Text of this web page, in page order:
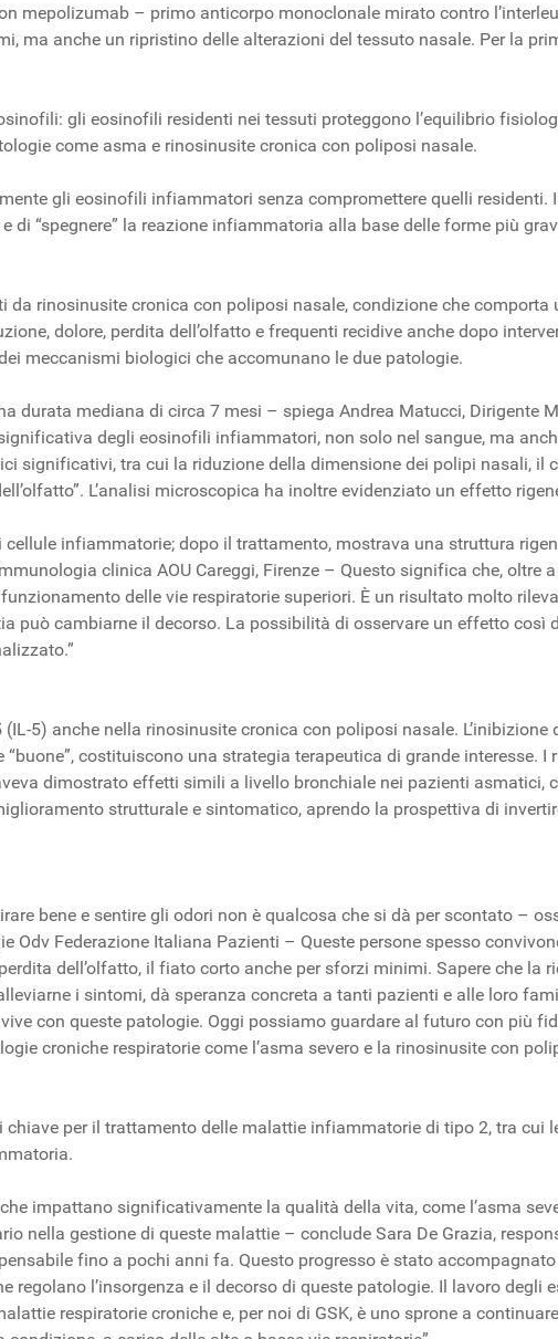
mepolizumab – primo anticorpo monoclonale mirato contro
ma anche un ripristino delle alterazioni del tessuto nasale. Per la
gli eosinofili residenti nei tessuti proteggono l’equilibrio
come asma e rinosinusite cronica con poliposi nasale.
gli eosinofili infiammatori senza compromettere quelli residenti.
“spegnere” la reazione infiammatoria alla base delle forme più
rinosinusite cronica con poliposi nasale, condizione che comporta
dolore, perdita dell’olfatto e frequenti recidive anche dopo
meccanismi biologici che accomunano le due patologie.
durata mediana di circa 7 mesi – spiega Andrea Matucci, Dirigente
degli eosinofili infiammatori, non solo nel sangue, ma
significativi, tra cui la riduzione della dimensione dei polipi nasali, il
L’analisi microscopica ha inoltre evidenziato un effetto
cellule infiammatorie; dopo il trattamento, mostrava una struttura
clinica AOU Careggi, Firenze – Questo significa che, oltre
delle vie respiratorie superiori. È un risultato molto
può cambiarne il decorso. La possibilità di osservare un effetto così
5) anche nella rinosinusite cronica con poliposi nasale. L’inibizione
costituiscono una strategia terapeutica di grande interesse.
dimostrato effetti simili a livello bronchiale nei pazienti
strutturale e sintomatico, aprendo la prospettiva di
bene e sentire gli odori non è qualcosa che si dà per scontato –
Odv Federazione Italiana Pazienti – Queste persone spesso
dell’olfatto, il fiato corto anche per sforzi minimi. Sapere che la
i sintomi, dà speranza concreta a tanti pazienti e alle loro
con queste patologie. Oggi possiamo guardare al futuro con più
croniche respiratorie come l’asma severo e la rinosinusite con
per il trattamento delle malattie infiammatorie di tipo 2, tra cui
impattano significativamente la qualità della vita, come l’asma
nella gestione di queste malattie – conclude Sara De Grazia,
fino a pochi anni fa. Questo progresso è stato
l’insorgenza e il decorso di queste patologie. Il lavoro degli
respiratorie croniche e, per noi di GSK, è uno sprone a